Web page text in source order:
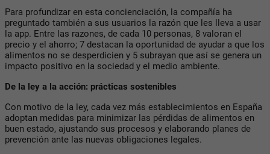
Para profundizar en esta concienciación, la compañía ha
preguntado también a sus usuarios la razón que les lleva a usar
la app. Entre las razones, de cada 10 personas, 8 valoran el
precio y el ahorro; 7 destacan la oportunidad de ayudar a que los
alimentos no se desperdicien y 5 subrayan que así se genera un
impacto positivo en la sociedad y el medio ambiente.
De la ley a la acción: prácticas sostenibles
Con motivo de la ley, cada vez más establecimientos en España
adoptan medidas para minimizar las pérdidas de alimentos en
buen estado, ajustando sus procesos y elaborando planes de
prevención ante las nuevas obligaciones legales.